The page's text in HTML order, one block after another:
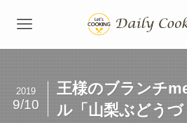
王様のブランチ
ル「山梨ぶどう
2019
9/10